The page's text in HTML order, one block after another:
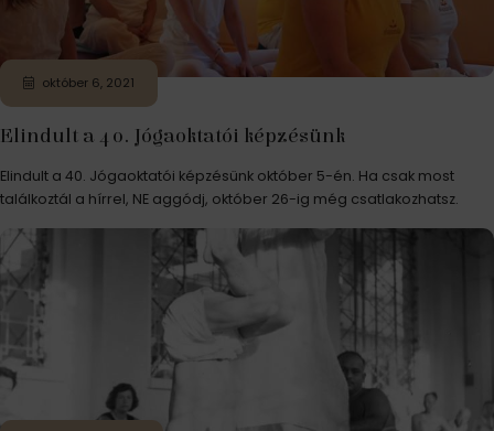
október 6, 2021
Elindult a 40. Jógaoktatói képzésünk
Elindult a 40. Jógaoktatói képzésünk október 5-én. Ha csak most
találkoztál a hírrel, NE aggódj, október 26-ig még csatlakozhatsz.